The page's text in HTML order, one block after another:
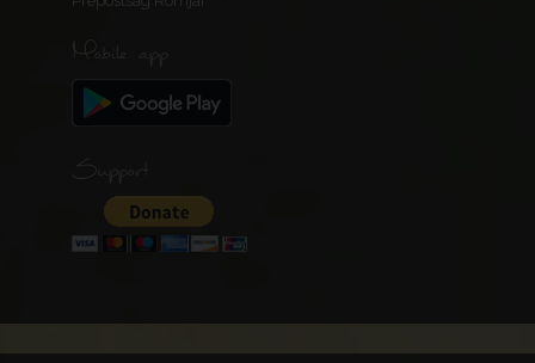
Mobile app
Support